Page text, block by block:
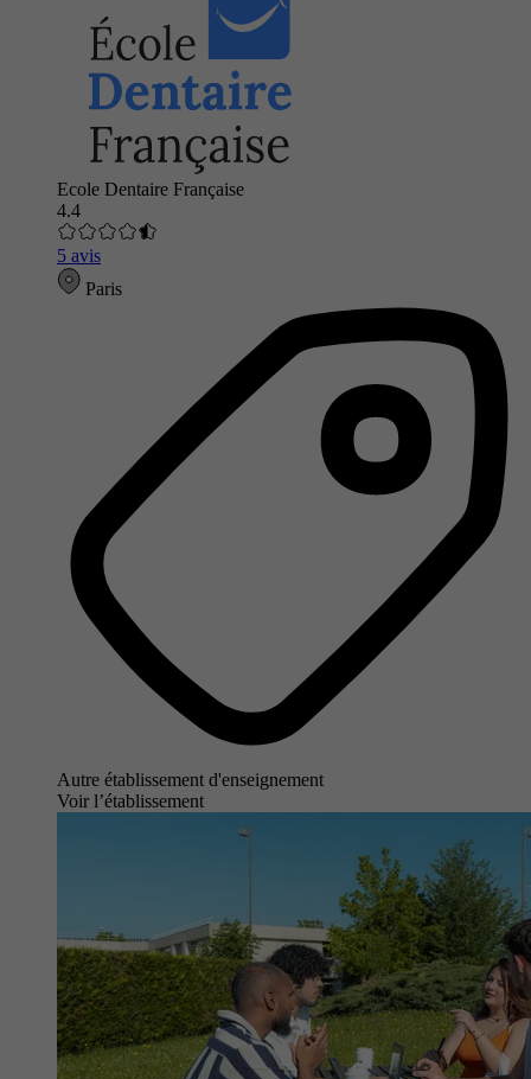
Ecole Dentaire Française
4.4
5 avis
Paris
Autre établissement d'enseignement
Voir l’établissement